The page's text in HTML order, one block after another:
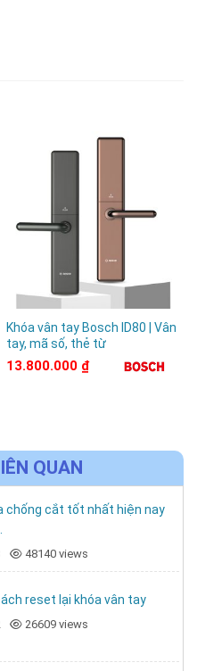
– tối ưu cho mọi
chuẩn FPC
cập
có xâm nhập
Khóa vân tay Bosch ID80 | Vân
tay, mã số, thẻ từ
13.800.000 ₫
QUAN
chống cắt tốt nhất hiện nay
48140 views
reset lại khóa vân tay
26609 views